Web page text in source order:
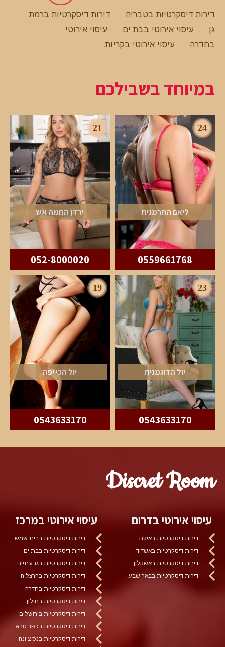
דירות דיסקרטיות בטבריה
דירות דיסקרטיות ברמת
גן
עיסוי אירוטי בבת ים
עיסוי אירוטי
בחדרה
עיסוי אירוטי בקריות.
במיוחד בשבילכם
24
ליאם החרמנית
0559661768
21
ירדן החמה אש
052-8000020
23
יול הדוגמנית
0543633170
19
יול הכי יפה
0543633170
Discret Room
עיסוי אירוטי בדרום
דירות דיסקרטיות באילת
דירות דיסקרטיות באשדוד
דירות דיסקרטיות באשקלון
דירות דיסקרטיות בבאר שבע
עיסוי אירוטי במרכז
דירות דיסקרטיות בבית שמש
דירות דיסקרטיות בבת ים
דירות דיסקרטיות בגבעתיים
דירות דיסקרטיות בהרצליה
דירות דיסקרטיות בחדרה
דירות דיסקרטיות בחולון
דירות דיסקרטיות בירושלים
דירות דיסקרטיות בכפר סבא
דירות דיסקרטיות בנס ציונה